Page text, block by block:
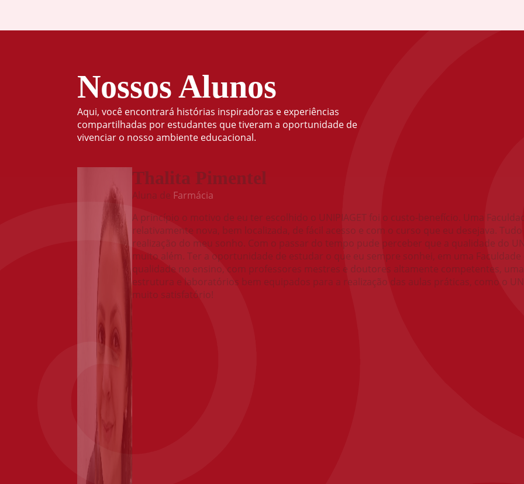
Nossos Alunos
Aqui, você encontrará histórias inspiradoras e experiências
compartilhadas por estudantes que tiveram a oportunidade de
vivenciar o nosso ambiente educacional.
Thalita Pimentel
Aluna de Farmácia
A princípio o motivo de eu ter escolhido o UNIPIAGET foi o custo-benefício. Uma
relativamente nova, bem localizada, de fácil acesso e com o curso que eu desejava.
realização do meu sonho. Com o passar do tempo pude perceber que a qualidade do
muito além. Ter a oportunidade de estudar o que eu sempre sonhei, em uma
qualidade no ensino, com professores mestres e doutores altamente competentes,
estrutura e laboratórios bem equipados para a realização das aulas práticas, como o
muito satisfatório!